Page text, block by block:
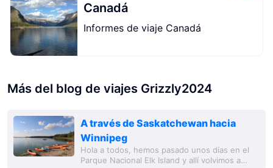
Canadá
Informes de viaje Canadá
Más del blog de viajes Grizzly2024
A través de Saskatchewan hacia
Winnipeg
Hola a todos, hemos pasado unos días en el
Parque Nacional Elk Island y allí volvimos a